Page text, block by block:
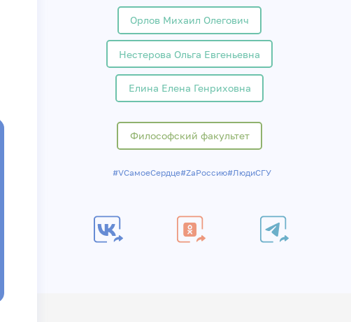
Орлов Михаил Олегович
Нестерова Ольга Евгеньевна
Елина Елена Генриховна
Философский факультет
#VСамоеСердце#ZаРоссию#ЛюдиСГУ